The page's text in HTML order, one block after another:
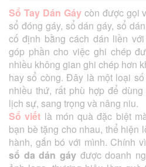
Sổ Tay Dán Gáycòn được gọi
sổ đóng gáy, sổ dán gáy, sổ
cố định bằng cách dán liền
góp phần cho việc ghi chép
nhiều không gian ghi chép hơn
hay sổ còng. Đây là một loại
nhiều thứ, rất phù hợp để
lịch sự, sang trọng và nâng niu.
Sổ viết là món quà đặc biệt
bạn bè tặng cho nhau, thể hiện
hành, gắn bó với mình. Chính
sổ da dán gáyđược doanh